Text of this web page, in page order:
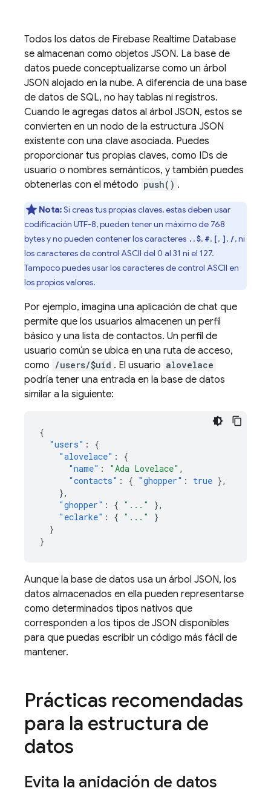
Todos los datos de Firebase Realtime Database
se almacenan como objetos JSON. La base de
datos puede conceptualizarse como un árbol
JSON alojado en la nube. A diferencia de una base
de datos de SQL, no hay tablas ni registros.
Cuando le agregas datos al árbol JSON, estos se
convierten en un nodo de la estructura JSON
existente con una clave asociada. Puedes
proporcionar tus propias claves, como IDs de
usuario o nombres semánticos, y también puedes
obtenerlas con el método push() .
Nota:Si creas tus propias claves, estas deben usar
codificación UTF-8, pueden tener un máximo de 768
bytes y no pueden contener los caracteres . ,$, #, [, ], /, ni
los caracteres de control ASCII del 0 al 31 ni el 127.
Tampoco puedes usar los caracteres de control ASCII en
los propios valores.
Por ejemplo, imagina una aplicación de chat que
permite que los usuarios almacenen un perfil
básico y una lista de contactos. Un perfil de
usuario común se ubica en una ruta de acceso,
como /users/$uid . El usuario alovelace
podría tener una entrada en la base de datos
similar a la siguiente:
{
"users" :
{
"alovelace" :
{
"name" : "Ada Lovelace" ,
"contacts" : { "ghopper" : true },
},
"ghopper" : { "..."
},
"eclarke" : { "..."
}
}
}
Aunque la base de datos usa un árbol JSON, los
datos almacenados en ella pueden representarse
como determinados tipos nativos que
corresponden a los tipos de JSON disponibles
para que puedas escribir un código más fácil de
mantener.
Prácticas recomendadas
para la estructura de
datos
Evita la anidación de datos